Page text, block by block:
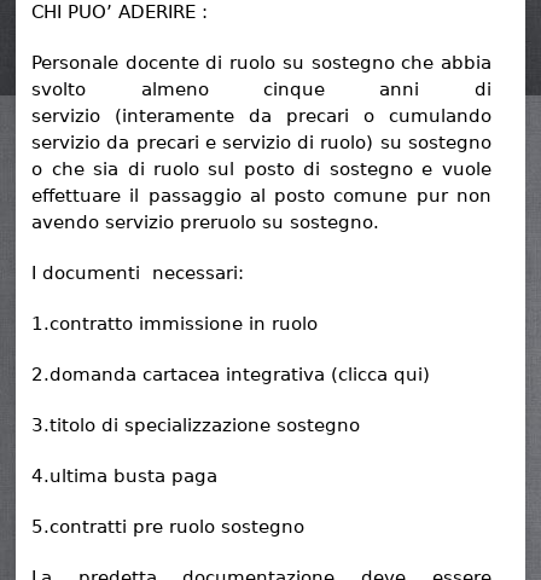
CHI PUO’ ADERIRE :
Personale docente di ruolo su sostegno che abbia
svolto almeno cinque anni di
servizio (interamente da precari o cumulando
servizio da precari e servizio di ruolo) su sostegno
o che sia di ruolo sul posto di sostegno e vuole
effettuare il passaggio al posto comune pur non
avendo servizio preruolo su sostegno.
I documenti necessari:
1.contratto immissione in ruolo
2.domanda cartacea integrativa (clicca qui)
3.titolo di specializzazione sostegno
4.ultima busta paga
5.contratti pre ruolo sostegno